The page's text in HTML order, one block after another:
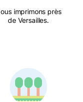
imprimons près
de Versailles.